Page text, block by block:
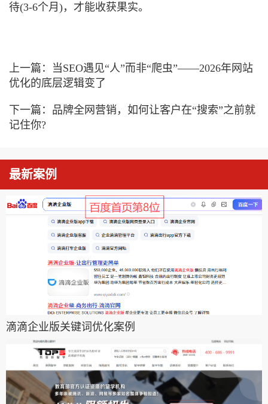
待(3-6个月)，才能收获果实。
上一篇： 当SEO遇见“人”而非“爬虫”——2026年网站
优化的底层逻辑变了
下一篇： 品牌全网营销，如何让客户在“搜索”之前就
记住你?
最新案例
滴滴企业版关键词优化案例